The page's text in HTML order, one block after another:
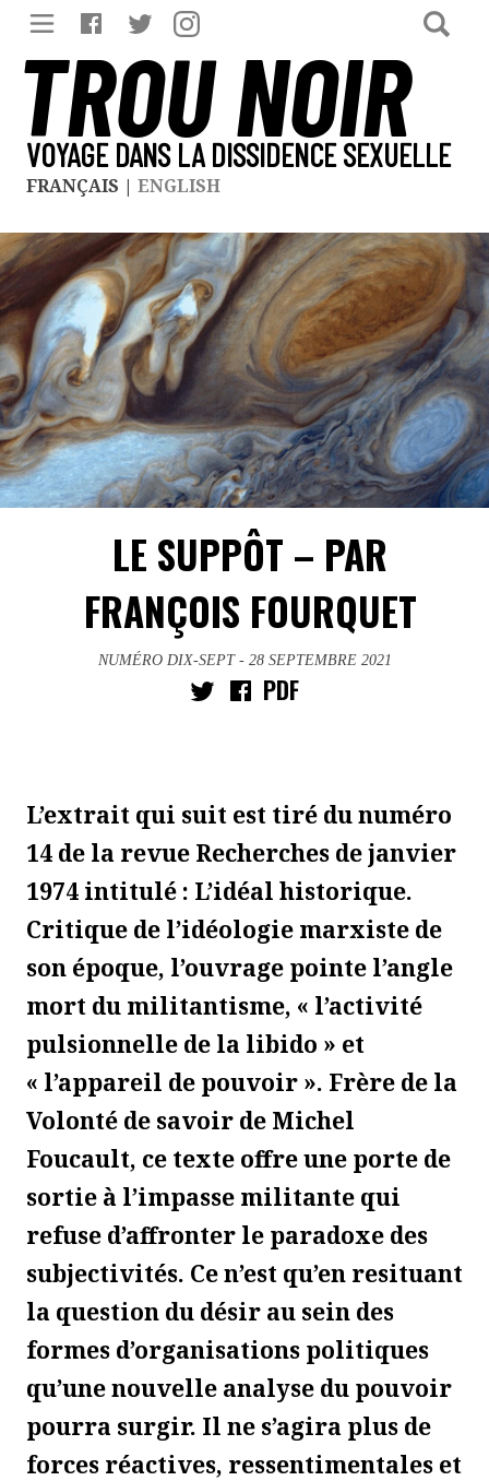
TROU NOIR
VOYAGE DANS LA DISSIDENCE SEXUELLE
FRANÇAIS | ENGLISH
LE SUPPÔT – PAR
FRANÇOIS FOURQUET
NUMÉRO DIX-SEPT - 28 SEPTEMBRE 2021
PDF
L’extrait qui suit est tiré du numéro
14 de la revue Recherches de janvier
1974 intitulé : L’idéal historique.
Critique de l’idéologie marxiste de
son époque, l’ouvrage pointe l’angle
mort du militantisme, « l’activité
pulsionnelle de la libido » et
« l’appareil de pouvoir ». Frère de la
Volonté de savoir de Michel
Foucault, ce texte offre une porte de
sortie à l’impasse militante qui
refuse d’affronter le paradoxe des
subjectivités. Ce n’est qu’en resituant
la question du désir au sein des
formes d’organisations politiques
qu’une nouvelle analyse du pouvoir
pourra surgir. Il ne s’agira plus de
forces réactives, ressentimentales et